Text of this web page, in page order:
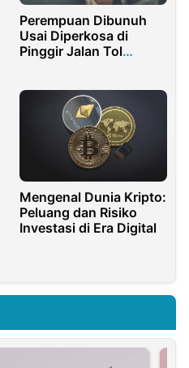
Perempuan Dibunuh
Usai Diperkosa di
Pinggir Jalan Tol
Mengenal Dunia Kripto:
Peluang dan Risiko
Investasi di Era Digital